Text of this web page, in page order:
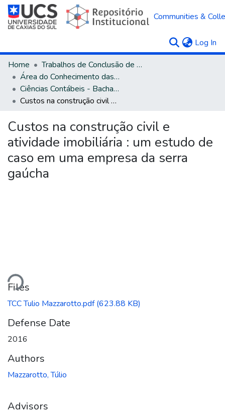
Communities &
Log In
Home
Trabalhos de Conclusão de Curso
Área do Conhecimento das Ciências Sociais Aplicadas
Ciências Contábeis - Bacharelado
Custos na construção civil e atividade imobiliária : um estudo de caso em uma empresa da serra gaúcha
Custos na construção civil e
atividade imobiliária : um estudo de
caso em uma empresa da serra
gaúcha
Files
TCC Tulio Mazzarotto.pdf(623.88 KB)
Defense Date
2016
Authors
Mazzarotto, Túlio
Advisors